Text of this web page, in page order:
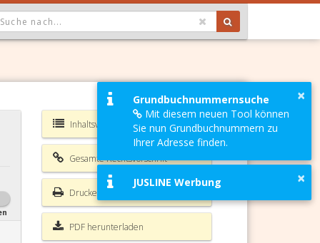
GEWÄHLTER WERT IST ALLE
Inhaltsverzeichnis BUAG
Gesamte Rechtsvorschrift
Drucken
PDF herunterladen
§ 7a BUAG Erkrankung während
§ 8 BUAG Urlaubsentgelt
§ 9 BUAG Urlaubsersatzleistung
§ 9a BUAG Ablöseverbot
§ 10 BUAG Abfindung
§ 11 BUAG Verfall von
Urlaubsentgelt,
Urlaubsersatzleistung und
Abfindung
×
Grundbuchnummernsuche
Mit diesem neuen Tool können
Sie nun Grundbuchnummern zu
Ihrer Adresse finden.
×
JUSLINE Werbung